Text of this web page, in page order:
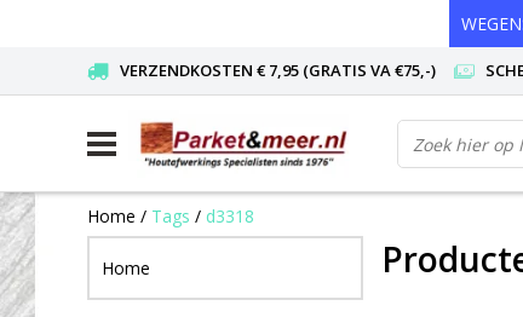
VERZENDKOSTEN € 7,95 (GRATIS VA €75,-)
Home / Tags / d3318
Home